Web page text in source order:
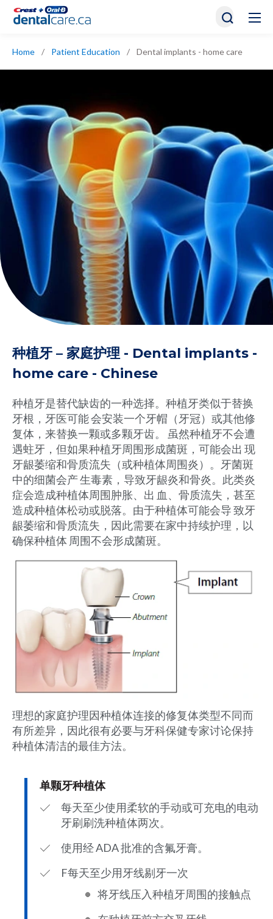
Home / Patient Education / Dental implants - home care
种植牙 – 家庭护理 - Dental implants -
home care - Chinese
种植牙是替代缺齿的一种选择。种植牙类似于替换
牙根，牙医可能 会安装一个牙帽（牙冠）或其他修
复体，来替换一颗或多颗牙齿。 虽然种植牙不会遭
遇蛀牙，但如果种植牙周围形成菌斑，可能会出 现
牙龈萎缩和骨质流失（或种植体周围炎）。牙菌斑
中的细菌会产 生毒素，导致牙龈炎和骨炎。此类炎
症会造成种植体周围肿胀、出 血、骨质流失，甚至
造成种植体松动或脱落。由于种植体可能会导 致牙
龈萎缩和骨质流失，因此需要在家中持续护理，以
确保种植体 周围不会形成菌斑。
理想的家庭护理因种植体连接的修复体类型不同而
有所差异，因此很有必要与牙科保健专家讨论保持
种植体清洁的最佳方法。
单颗牙种植体
每天至少使用柔软的手动或可充电的电动
牙刷刷洗种植体两次。
使用经 ADA 批准的含氟牙膏。
F每天至少用牙线剔牙一次
将牙线压入种植牙周围的接触点